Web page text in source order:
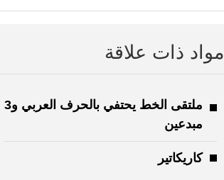
مواد ذات علاقة
ملتقى الخط يحتفي بالحرف العربي و3
مبدعين
كاريكاتير